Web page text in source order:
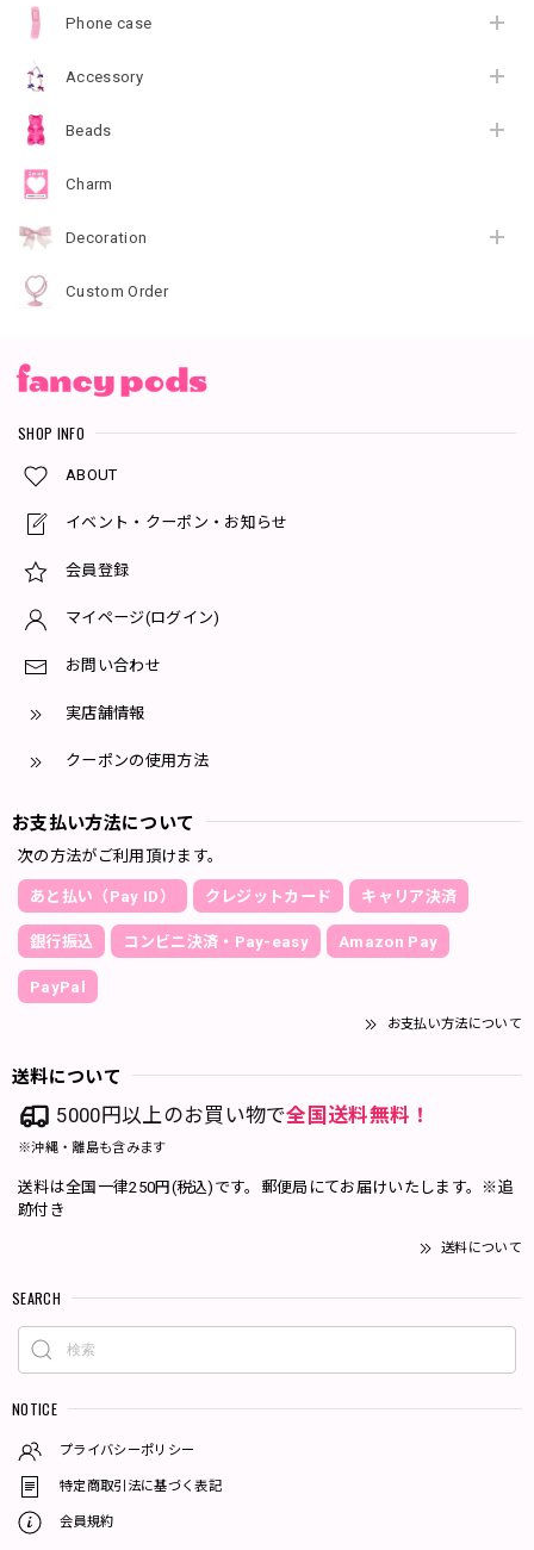
Phone case
Accessory
Beads
Charm
Decoration
Custom Order
SHOP INFO
ABOUT
イベント・クーポン・お知らせ
会員登録
マイページ(ログイン)
お問い合わせ
実店舗情報
クーポンの使用方法
お支払い方法について
次の方法がご利用頂けます。
あと払い（Pay ID） クレジットカード キャリア決済
銀行振込 コンビニ決済・Pay-easy Amazon Pay
PayPal
お支払い方法について
送料について
5000円以上のお買い物で全国送料無料！
※沖縄・離島も含みます
送料は全国一律250円(税込)です。郵便局にてお届けいたします。※追
跡付き
送料について
SEARCH
NOTICE
プライバシーポリシー
特定商取引法に基づく表記
会員規約